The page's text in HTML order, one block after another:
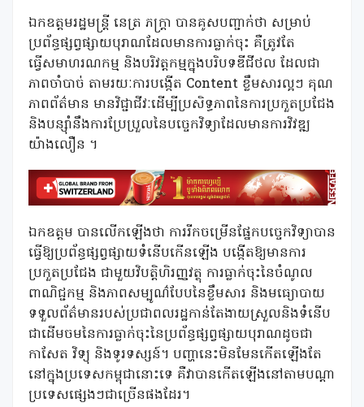
ឯកឧត្តមរដ្ឋមន្ត្រី នេត្រ ភក្រ្តា បានគូសបញ្ជាក់ថា សម្រាប់
ប្រព័ន្ធផ្សព្វផ្សាយបុរាណដែលមានការធ្លាក់ចុះ គឺត្រូវតែ
ធ្វើសមាហរណកម្ម និងបរិវត្តកម្មក្នុងបរិបទឌីជីថល ដែលជា
ភាពចាំបាច់ តាមរយៈការបង្កើត Content ខ្លឹមសារល្អៗ គុណ
ភាពព័ត៌មាន មានវិជ្ជាជីវៈដើម្បីប្រសិទ្ធភាពនៃការប្រកួតប្រជែង
និងបន្ស៊ាំនឹងការប្រែប្រួលនៃបច្ចេកវិទ្យាដែលមានការវិវឌ្ឍ
យ៉ាងលឿន ។
ឯកឧត្តម បានលើកឡើងថា ការរីកចម្រើនផ្នែកបច្ចេកវិទ្យាបាន
ធ្វើឱ្យប្រព័ន្ធផ្សព្វផ្សាយទំនើបកើនឡើង បង្កើតឱ្យមានការ
ប្រកួតប្រជែង ជាមួយវិបត្តិហិរញ្ញវត្ថុ ការធ្លាក់ចុះនៃចំណូល
ពាណិជ្ជកម្ម និងភាពសម្បូណ៌បែបនៃខ្លឹមសារ និងមធ្យោបាយ
ទទួលព័ត៌មានរបស់ប្រជាពលរដ្ឋកាន់តែងាយស្រួលនិងទំនើប
ជាដើមចមនៃការធ្លាក់ចុះនៃប្រព័ន្ធផ្សព្វផ្សាយបុរាណដូចជា
កាសែត វិទ្យុ និងទូរទស្សន៍។ បញ្ហានេះមិនមែនកើតឡើងតែ
នៅក្នុងប្រទេសកម្ពុជានោះទេ គឺវាបានកើតឡើងនៅតាមបណ្តា
ប្រទេសផ្សេងៗជាច្រើនផងដែរ។